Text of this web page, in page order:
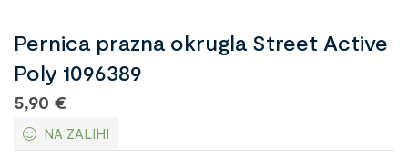
Pernica prazna okrugla Street Active
Poly 1096389
5,90 €
NA ZALIHI